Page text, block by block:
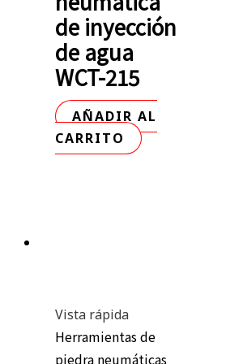
de inyección
de agua
WCT-215
AÑADIR AL
CARRITO
Vista rápida
Herramientas de
piedra neumáticas